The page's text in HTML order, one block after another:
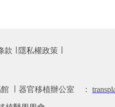
款 隱私權政策
館 ∣ 器官移植辦公室 ：